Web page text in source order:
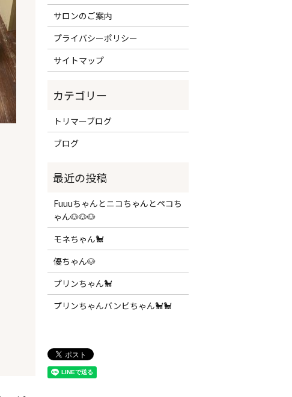
サロンのご案内
プライバシーポリシー
サイトマップ
トリマーブログ
ブログ
Fuuuちゃんとニコちゃんとペコち
ゃん🐶🐶🐶
モネちゃん🐩
優ちゃん🐶
プリンちゃん🐩
プリンちゃんバンビちゃん🐩🐩